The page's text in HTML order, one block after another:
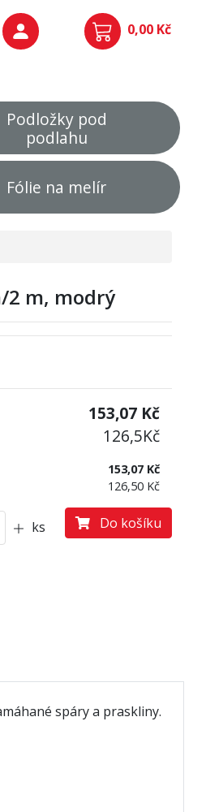
0,00 Kč
Podložky pod
podlahu
Fólie na melír
2 m, modrý
153,07 Kč
126,5Kč
153,07 Kč
126,50 Kč
ks Do košíku
spáry a praskliny.